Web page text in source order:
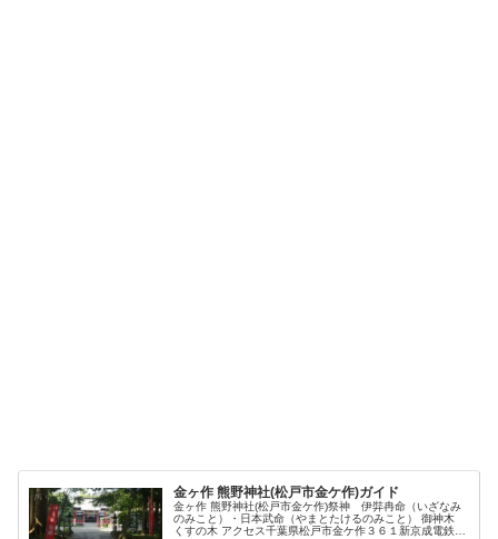
金ヶ作 熊野神社(松戸市金ケ作)ガイド
金ヶ作 熊野神社(松戸市金ケ作)祭神 伊弉冉命（いざなみ
のみこと）・日本武命（やまとたけるのみこと） 御神木
くすの木 アクセス千葉県松戸市金ケ作３６１新京成電鉄常